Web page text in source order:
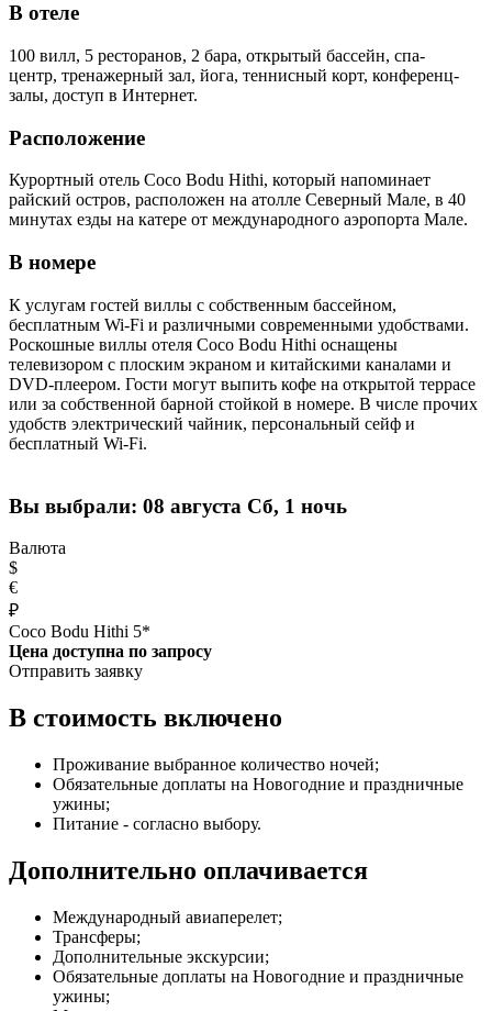
В отеле
100 вилл, 5 ресторанов, 2 бара, открытый бассейн, спа-
центр, тренажерный зал, йога, теннисный корт, конференц-
залы, доступ в Интернет.
Расположение
Курортный отель Coco Bodu Hithi, который напоминает
райский остров, расположен на атолле Северный Мале, в 40
минутах езды на катере от международного аэропорта Мале.
В номере
К услугам гостей виллы с собственным бассейном,
бесплатным Wi-Fi и различными современными удобствами.
Роскошные виллы отеля Coco Bodu Hithi оснащены
телевизором с плоским экраном и китайскими каналами и
DVD-плеером. Гости могут выпить кофе на открытой террасе
или за собственной барной стойкой в номере. В числе прочих
удобств электрический чайник, персональный сейф и
бесплатный Wi-Fi.
Вы выбрали: 08 августа Сб, 1 ночь
Валюта
$
€
₽
Coco Bodu Hithi 5*
Цена доступна по запросу
Отправить заявку
В стоимость включено
Проживание выбранное количество ночей;
Обязательные доплаты на Новогодние и праздничные
ужины;
Питание - согласно выбору.
Дополнительно оплачивается
Международный авиаперелет;
Трансферы;
Дополнительные экскурсии;
Обязательные доплаты на Новогодние и праздничные
ужины;